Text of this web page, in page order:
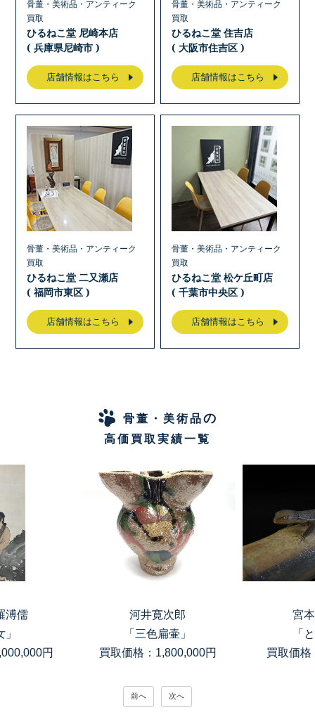
骨董・美術品・アンティーク
買取
ひるねこ堂 尼崎本店
( 兵庫県尼崎市 )
店舗情報はこちら
骨董・美術品・アンティーク
買取
ひるねこ堂 住吉店
( 大阪市住吉区 )
店舗情報はこちら
骨董・美術品・アンティーク
買取
ひるねこ堂 二又瀬店
( 福岡市東区 )
店舗情報はこちら
骨董・美術品・アンティーク
買取
ひるねこ堂 松ケ丘町店
( 千葉市中央区 )
店舗情報はこちら
骨董・美術品の
高価買取実績一覧
溥儒
円
河井寛次郎
「三色扁壷」
買取価格：1,800,000円
宮
「
買取価格
前へ 次へ